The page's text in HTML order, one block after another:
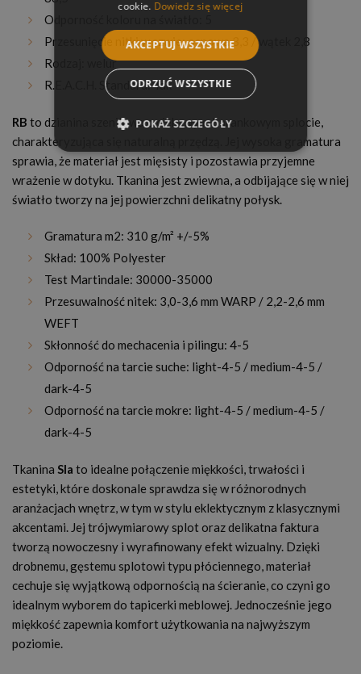
Odporność koloru na światło: 5
Przesunięcie nitki w szwie: osnowa 3,3 / wątek 2,8
Rodzaj: welur
R.E.A.C.H. Standard: Tak
RB to dzianina szenilowa o ciekawym, barankowym splocie,
charakteryzująca się naturalną przędzą. Jej wysoka gramatura
sprawia, że materiał jest mięsisty i pozostawia przyjemne
wrażenie w dotyku. Tkanina jest zwiewna, a odbijające się w niej
światło tworzy na jej powierzchni delikatny połysk.
Gramatura m2: 310 g/m² +/-5%
Skład: 100% Polyester
Test Martindale: 30000-35000
Przesuwalność nitek: 3,0-3,6 mm WARP / 2,2-2,6 mm
WEFT
Skłonność do mechacenia i pilingu: 4-5
Odporność na tarcie suche: light-4-5 / medium-4-5 /
dark-4-5
Odporność na tarcie mokre: light-4-5 / medium-4-5 /
dark-4-5
Tkanina Sla to idealne połączenie miękkości, trwałości i
estetyki, które doskonale sprawdza się w różnorodnych
aranżacjach wnętrz, w tym w stylu eklektycznym z klasycznymi
akcentami. Jej trójwymiarowy splot oraz delikatna faktura
tworzą nowoczesny i wyrafinowany efekt wizualny. Dzięki
drobnemu, gęstemu splotowi typu płóciennego, materiał
cechuje się wyjątkową odpornością na ścieranie, co czyni go
idealnym wyborem do tapicerki meblowej. Jednocześnie jego
miękkość zapewnia komfort użytkowania na najwyższym
poziomie.
cookie. Dowiedz się więcej
AKCEPTUJ WSZYSTKIE
ODRZUĆ WSZYSTKIE
POKAŻ SZCZEGÓŁY